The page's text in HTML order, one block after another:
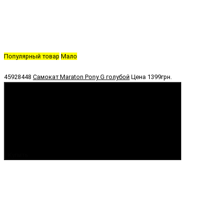
Популярный товар Мало
45928448 Самокат Maraton Pony G голубой Цена 1399грн.